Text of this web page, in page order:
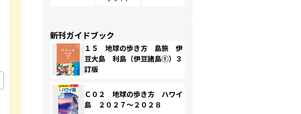
新刊ガイドブック
１５ 地球の歩き方 島旅 伊
豆大島 利島（伊豆諸島①）３
訂版
Ｃ０２ 地球の歩き方 ハワイ
島 ２０２７～２０２８